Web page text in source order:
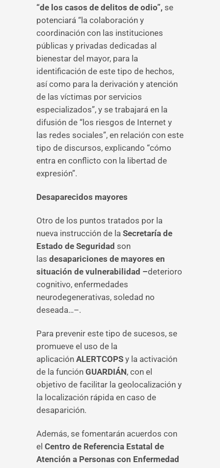
“de los casos de delitos de odio”, se
potenciará “la colaboración y
coordinación con las instituciones
públicas y privadas dedicadas al
bienestar del mayor, para la
identificación de este tipo de hechos,
así como para la derivación y atención
de las víctimas por servicios
especializados”, y se trabajará en la
difusión de “los riesgos de Internet y
las redes sociales”, en relación con este
tipo de discursos, explicando “cómo
entra en conflicto con la libertad de
expresión”.
Desaparecidos mayores
Otro de los puntos tratados por la
nueva instrucción de la Secretaría de
Estado de Seguridad son
las desapariciones de mayores en
situación de vulnerabilidad –deterioro
cognitivo, enfermedades
neurodegenerativas, soledad no
deseada…–.
Para prevenir este tipo de sucesos, se
promueve el uso de la
aplicación ALERTCOPS y la activación
de la función GUARDIÁN, con el
objetivo de facilitar la geolocalización y
la localización rápida en caso de
desaparición.
Además, se fomentarán acuerdos con
el Centro de Referencia Estatal de
Atención a Personas con Enfermedad